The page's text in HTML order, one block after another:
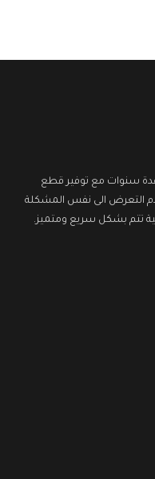
عدة سنوات مع توفير قطع
التعرض الى نفس المشكلة
تتم بشكل سريع ومتميز.